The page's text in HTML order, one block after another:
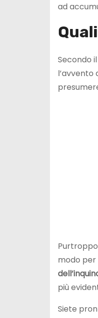
ad
Secondo
modo per
più
Siete